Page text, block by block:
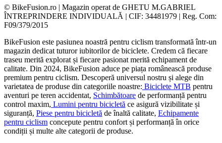
© BikeFusion.ro | Magazin operat de GHETU M.GABRIEL
ÎNTREPRINDERE INDIVIDUALĂ | CIF: 34481979 | Reg. Com:
F09/379/2015
BikeFusion este pasiunea noastră pentru ciclism transformată într-un
magazin dedicat tuturor iubitorilor de biciclete. Credem că fiecare
traseu merită explorat și fiecare pasionat merită echipament de
calitate. Din 2024, BikeFusion aduce pe piața românească produse
premium pentru ciclism. Descoperă universul nostru și alege din
varietatea de produse din categoriile noastre: Biciclete MTB pentru
aventuri pe teren accidentat, Schimbătoare de performanță pentru
control maxim, Lumini pentru bicicletă ce asigură vizibilitate și
siguranță, Piese pentru bicicletă de înaltă calitate, Echipamente
pentru ciclism concepute pentru confort și performanță în orice
condiții și multe alte categorii de produse.